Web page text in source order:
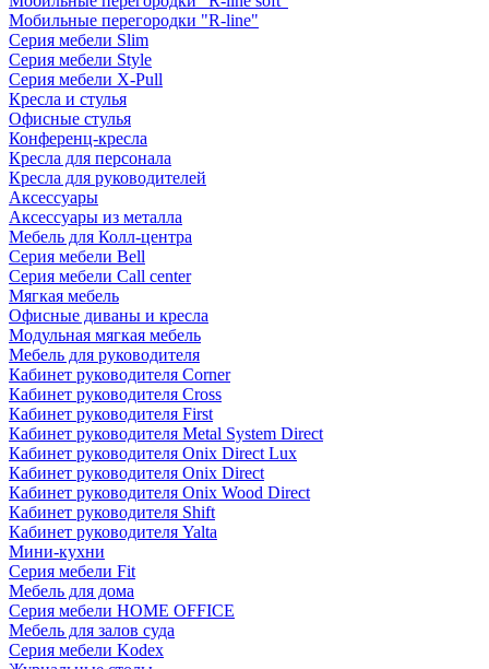
Мобильные перегородки "R-line"
Серия мебели Slim
Серия мебели Style
Серия мебели X-Pull
Кресла и стулья
Офисные стулья
Конференц-кресла
Кресла для персонала
Кресла для руководителей
Аксессуары
Аксессуары из металла
Мебель для Колл-центра
Серия мебели Bell
Серия мебели Call center
Мягкая мебель
Офисные диваны и кресла
Модульная мягкая мебель
Мебель для руководителя
Кабинет руководителя Corner
Кабинет руководителя Cross
Кабинет руководителя First
Кабинет руководителя Metal System Direct
Кабинет руководителя Onix Direct Lux
Кабинет руководителя Onix Direct
Кабинет руководителя Onix Wood Direct
Кабинет руководителя Shift
Кабинет руководителя Yalta
Мини-кухни
Серия мебели Fit
Мебель для дома
Серия мебели HOME OFFICE
Мебель для залов суда
Серия мебели Kodex